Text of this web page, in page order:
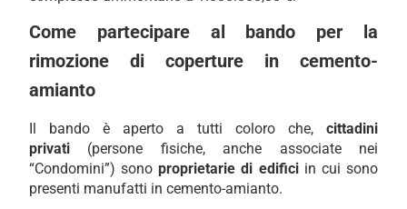
Come partecipare al bando per la
rimozione di coperture in cemento-
amianto
Il bando è aperto a tutti coloro che, cittadini
privati (persone fisiche, anche associate nei
“Condomini”) sonoproprietarie di edificiin cui sono
presenti manufatti in cemento-amianto.